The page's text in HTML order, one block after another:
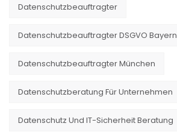
Datenschutzbeauftragter
Datenschutzbeauftragter DSGVO Bayern
Datenschutzbeauftragter München
Datenschutzberatung Für Unternehmen
Datenschutz Und IT-Sicherheit Beratung